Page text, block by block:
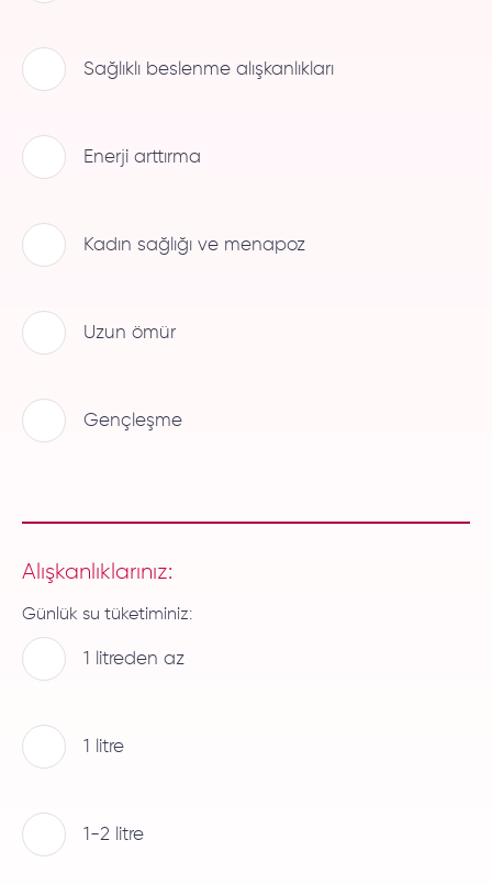
Sağlıklı beslenme alışkanlıkları
Enerji arttırma
Kadın sağlığı ve menapoz
Uzun ömür
Gençleşme
Alışkanlıklarınız:
Günlük su tüketiminiz:
1 litreden az
1 litre
1-2 litre